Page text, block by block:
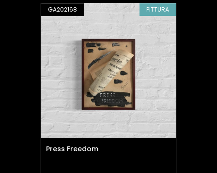
GA202168 PITTURA
Press Freedom